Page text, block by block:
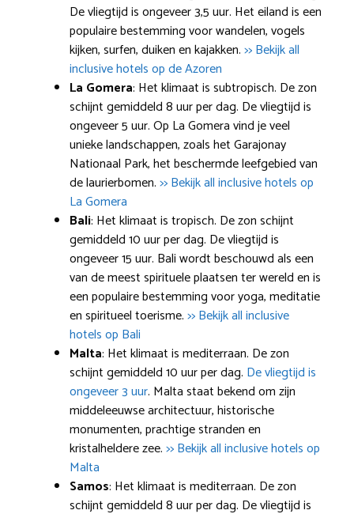
De vliegtijd is ongeveer 3,5 uur. Het eiland is een
populaire bestemming voor wandelen, vogels
kijken, surfen, duiken en kajakken.>> Bekijk all
inclusive hotels op de Azoren
La Gomera: Het klimaat is subtropisch. De zon
schijnt gemiddeld 8 uur per dag. De vliegtijd is
ongeveer 5 uur. Op La Gomera vind je veel
unieke landschappen, zoals het Garajonay
Nationaal Park, het beschermde leefgebied van
de laurierbomen.>> Bekijk all inclusive hotels op
La Gomera
Bali: Het klimaat is tropisch. De zon schijnt
gemiddeld 10 uur per dag. De vliegtijd is
ongeveer 15 uur. Bali wordt beschouwd als een
van de meest spirituele plaatsen ter wereld en is
een populaire bestemming voor yoga, meditatie
en spiritueel toerisme.>> Bekijk all inclusive
hotels op Bali
Malta: Het klimaat is mediterraan. De zon
schijnt gemiddeld 10 uur per dag. De vliegtijd is
ongeveer 3 uur. Malta staat bekend om zijn
middeleeuwse architectuur, historische
monumenten, prachtige stranden en
kristalheldere zee.>> Bekijk all inclusive hotels op
Malta
Samos: Het klimaat is mediterraan. De zon
schijnt gemiddeld 8 uur per dag. De vliegtijd is